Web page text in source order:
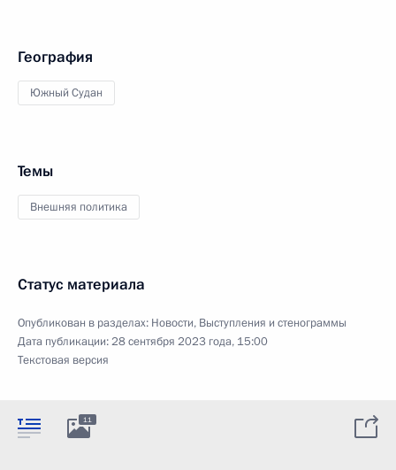
География
Южный Судан
Темы
Внешняя политика
Статус материала
Опубликован в разделах: Новости, Выступления и стенограммы
Дата публикации:28 сентября 2023 года, 15:00
Текстовая версия
11